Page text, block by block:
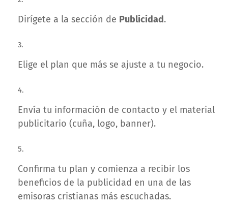
Dirígete a la sección de Publicidad.
Elige el plan que más se ajuste a tu negocio.
Envía tu información de contacto y el material
publicitario (cuña, logo, banner).
Confirma tu plan y comienza a recibir los
beneficios de la publicidad en una de las
emisoras cristianas más escuchadas.